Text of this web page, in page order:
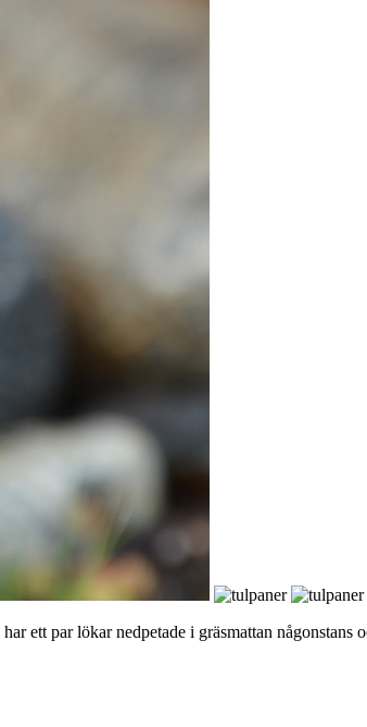
ett par lökar nedpetade i gräsmattan